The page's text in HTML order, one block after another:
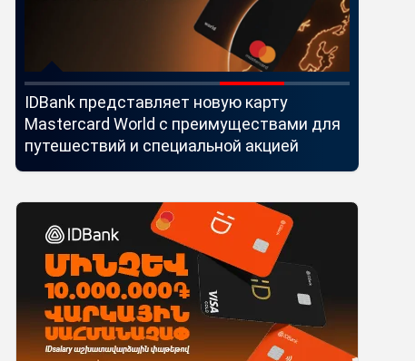
IDBank представляет новую карту
Mastercard World с преимуществами для
путешествий и специальной акцией